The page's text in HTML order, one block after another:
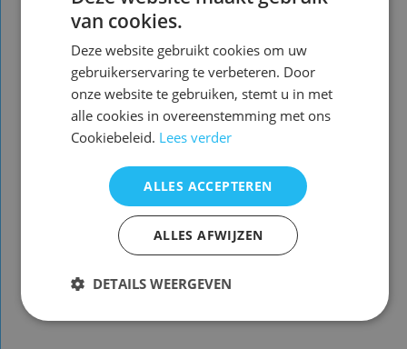
rc muurbeugel
Voorraad nieuw vervangend : 2( zie
foto 2 )
De vervangende is een kopie van de
originele met dezelfde functies
maar een ander uiterlijk en is
speciaal voor dit model gemaakt en
werkt ook
alleen op dit merk en model ( zie
foto 2 )
te programmeren!
van cookies.
Deze website gebruikt cookies om uw
gebruikerservaring te verbeteren. Door
onze website te gebruiken, stemt u in met
alle cookies in overeenstemming met ons
Cookiebeleid. Lees verder
ALLES ACCEPTEREN
ALLES AFWIJZEN
DETAILS WEERGEVEN